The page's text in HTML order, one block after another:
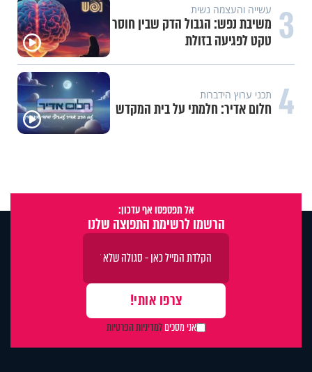
3 עשייה והעצמה נשית
משיבת נפש: הגבול הדק שבין חוסר
טקט לפגיעה בזולת
4 תכני ערוץ הידברות
חלום אדיר: חלמתי על בית המקדש
אל תפספסו אף עדכון:
הרשמו לרשימת התפוצה שלנו
אני מסכיםלמדיניות הפרטיות